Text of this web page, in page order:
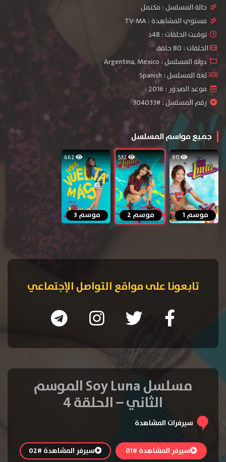
حالة المسلسل : مكتمل
مستوي المشاهدة :TV-MA
توقيت الحلقات : 48د
الحلقات : 80 حلقة
دولة المسلسل : Argentina, Mexico
لغة المسلسل : Spanish
موعد الصدور : 2016
رقم المسلسل : #304033
جميع مواسم المسلسل
911
موسم 1
532
موسم 2
662
موسم 3
تابعونا على مواقع التواصل الإجتماعي
مسلسل Soy Luna الموسم
الثاني – الحلقة 4
سيرفرات المشاهدة
سيرفر المشاهدة #01 سيرفر المشاهدة #02